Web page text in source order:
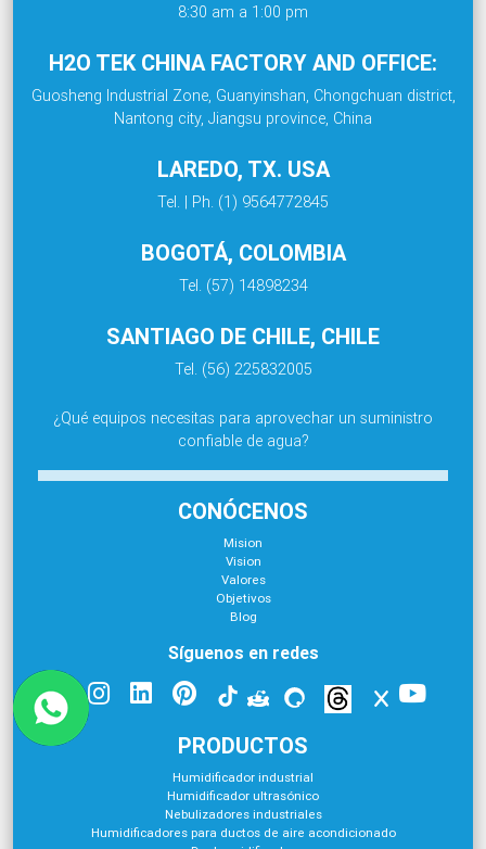
8:30 am a 1:00 pm
H2O TEK CHINA FACTORY AND OFFICE:
Guosheng Industrial Zone, Guanyinshan, Chongchuan district,
Nantong city, Jiangsu province, China
LAREDO, TX. USA
Tel. | Ph. (1) 9564772845
BOGOTÁ, COLOMBIA
Tel. (57) 14898234
SANTIAGO DE CHILE, CHILE
Tel. (56) 225832005
¿Qué equipos necesitas para aprovechar un suministro
confiable de agua?
CONÓCENOS
Mision
Vision
Valores
Objetivos
Blog
Síguenos en redes
PRODUCTOS
Humidificador industrial
Humidificador ultrasónico
Nebulizadores industriales
Humidificadores para ductos de aire acondicionado